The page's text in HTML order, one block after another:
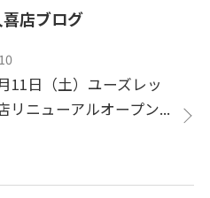
店ブログ
11日（土）ユーズレッ
リニューアルオープン...